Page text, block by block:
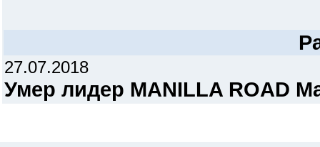
27.07.2018
Умер лидер MANILLA ROAD